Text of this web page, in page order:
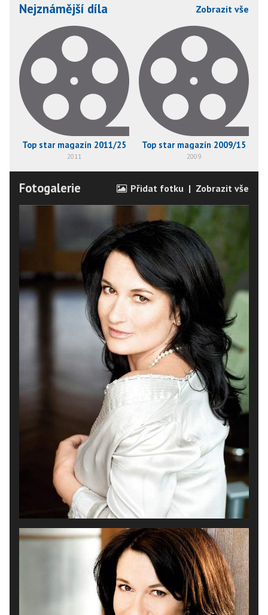
Nejznámější díla Zobrazit vše
Top star magazín 2011/25
2011
Top star magazín 2009/15
2009
Fotogalerie Přidat fotku | Zobrazit vše